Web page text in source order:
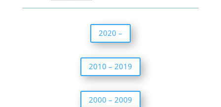
2020 –
2010 – 2019
2000 – 2009